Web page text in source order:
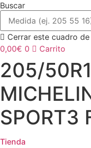
Buscar
Cerrar este cuadro
0,00€ 0 Carrito
205/
SPORT3
Tienda